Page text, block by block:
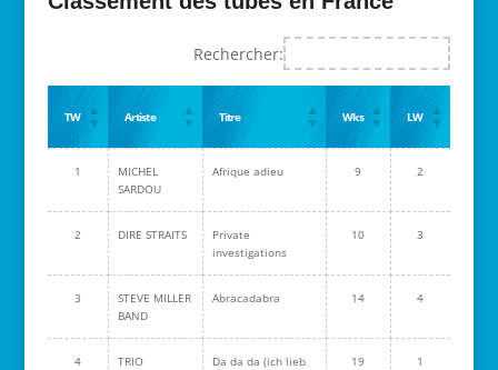
Rechercher:
TW Artiste Titre Wks LW
1
MICHEL
SARDOU
Afrique adieu 9 2
2 DIRE STRAITS
Private
investigations
10 3
3
STEVE MILLER
BAND
Abracadabra 14 4
4 TRIO
Da da da (ich lieb
19 1